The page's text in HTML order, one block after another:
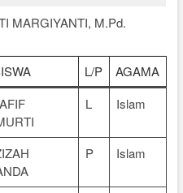
MARGIYANTI, M.Pd.
L/P
AGAMA
L Islam
P Islam